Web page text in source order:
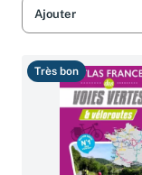
Ajouter
Très bon